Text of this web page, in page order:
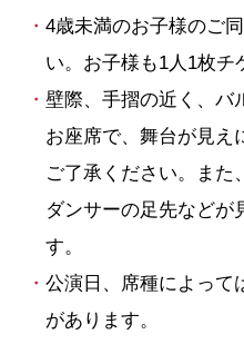
4歳未満のお子様のご
い。お子様も1人1枚チ
壁際、手摺の近く、バ
お座席で、舞台が見え
ご了承ください。また
ダンサーの足先などが
す。
公演日、席種によって
があります。